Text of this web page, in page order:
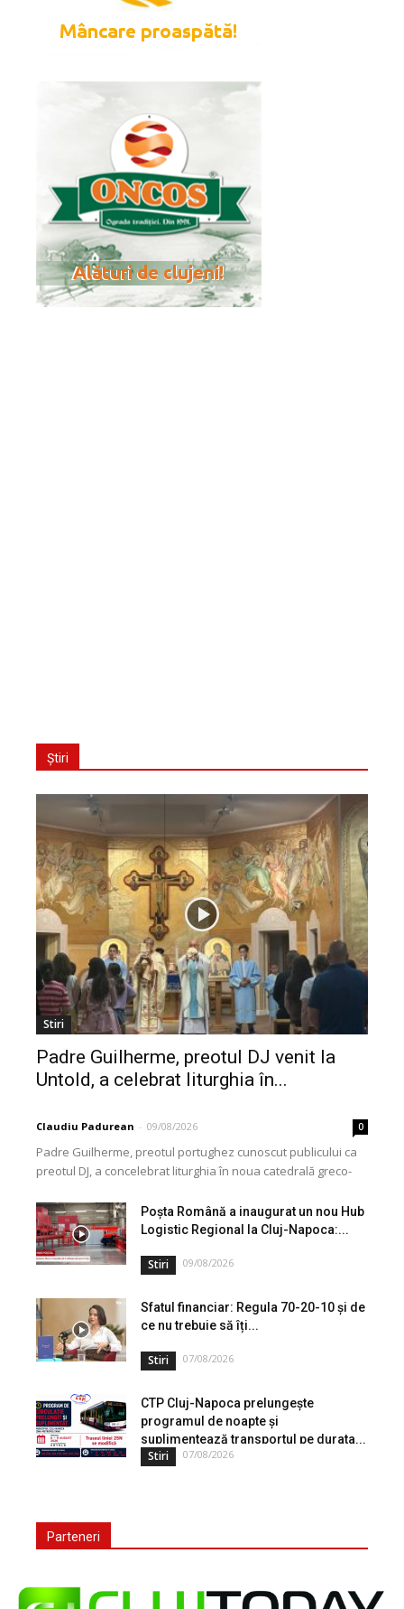
Știri
Stiri
Padre Guilherme, preotul DJ venit la
Untold, a celebrat liturghia în...
Claudiu Padurean - 09/08/2026 0
Padre Guilherme, preotul portughez cunoscut publicului ca
preotul DJ, a concelebrat liturghia în noua catedrală greco-
Credinței din...
Poșta Română a inaugurat un nou Hub
Logistic Regional la Cluj-Napoca:...
Stiri 09/08/2026
Sfatul financiar: Regula 70-20-10 și de
ce nu trebuie să îți...
Stiri 07/08/2026
CTP Cluj-Napoca prelungește
programul de noapte și
suplimentează transportul pe durata...
Stiri 07/08/2026
Parteneri